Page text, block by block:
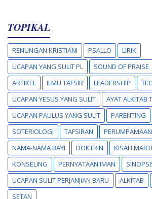
TOPIKAL
RENUNGAN KRISTIANI PSALLO
LIRIK
UCAPAN YANG SULIT PL
SOUND OF PRAISE
ARTIKEL
ILMU TAFSIR LEADERSHIP
UCAPAN YESUS YANG SULIT
AYAT ALKITAB
UCAPAN PAULUS YANG SULIT
PARENTING
SOTERIOLOGI
TAFSIRAN
NAMA-NAMA BAYI
DOKTRIN KISAH
KONSELING
PERNYATAAN IMAN
UCAPAN SULIT PERJANJIAN BARU
ALKITAB
SETAN